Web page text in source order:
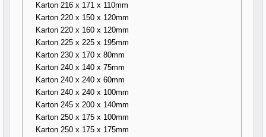
Karton 216 x 171 x 110mm
Karton 220 x 150 x 120mm
Karton 220 x 160 x 120mm
Karton 225 x 225 x 195mm
Karton 230 x 170 x 80mm
Karton 240 x 140 x 75mm
Karton 240 x 240 x 60mm
Karton 240 x 240 x 100mm
Karton 245 x 200 x 140mm
Karton 250 x 175 x 100mm
Karton 250 x 175 x 175mm